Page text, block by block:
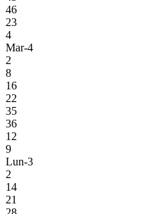
46
23
4
Mar-4
2
8
16
22
35
36
12
9
Lun-3
2
14
21